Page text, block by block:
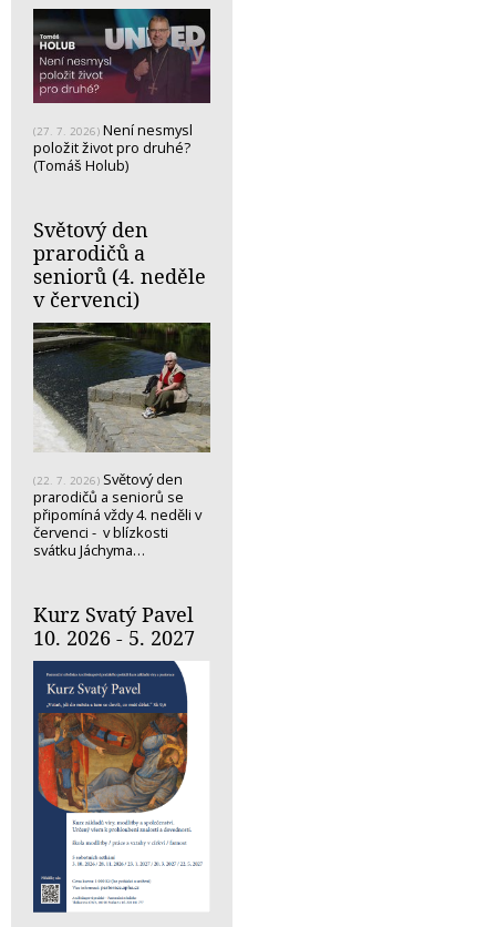
(27. 7. 2026) Není nesmysl
položit život pro druhé?
(Tomáš Holub)
Světový den
prarodičů a
seniorů (4. neděle
v červenci)
(22. 7. 2026) Světový den
prarodičů a seniorů se
připomíná vždy 4. neděli v
červenci - v blízkosti
svátku Jáchyma…
Kurz Svatý Pavel
10. 2026 - 5. 2027